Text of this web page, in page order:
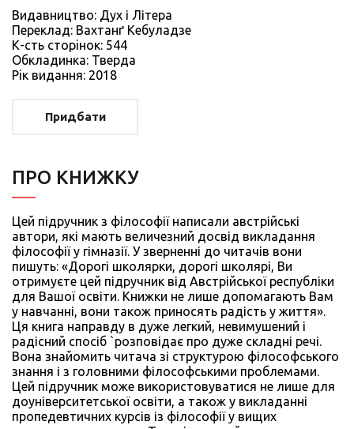
Видавництво: Дух і Літера
Переклад: Вахтанґ Кебуладзе
К-сть сторiнок: 544
Обкладинка: Тверда
Рiк видання: 2018
Придбати
ПРО КНИЖКУ
Цей підручник з філософії написали австрійські
автори, які мають величезний досвід викладання
філософії у гімназії. У зверненні до читачів вони
пишуть: «Дорогі школярки, дорогі школярі, Ви
отримуєте цей підручник від Австрійської республіки
для Вашої освіти. Книжки не лише допомагають Вам
у навчанні, вони також приносять радість у життя».
Ця книга направду в дуже легкий, невимушений і
радісний спосіб `розповідає про дуже складні речі.
Вона знайомить читача зі структурою філософського
знання і з головними філософськими проблемами.
Цей підручник може використовуватися не лише для
доуніверситетської освіти, а також у викладанні
пропедевтичних курсів із філософії у вищих